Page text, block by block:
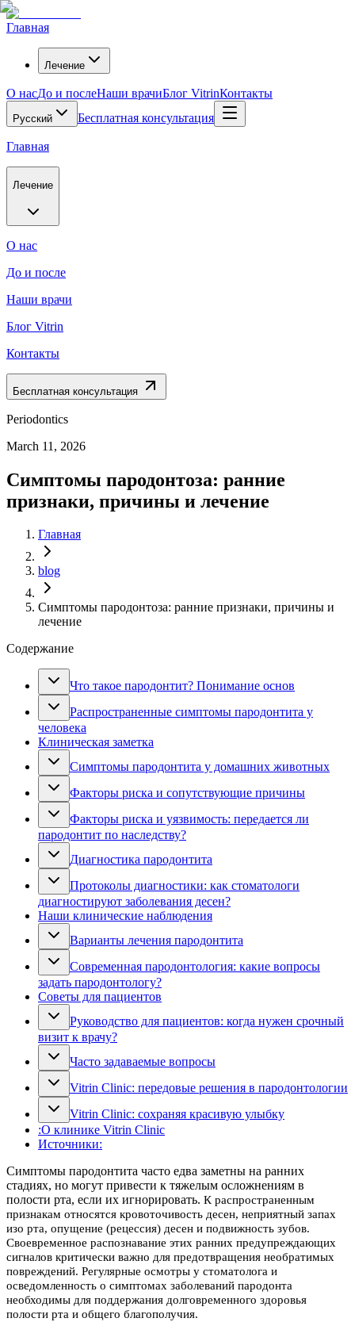
Главная
Лечение
О насДо и послеНаши врачиБлог VitrinКонтакты
Русский Бесплатная консультация
Главная
Лечение
О нас
До и после
Наши врачи
Блог Vitrin
Контакты
Бесплатная консультация
Periodontics
March 11, 2026
Симптомы пародонтоза: ранние
признаки, причины и лечение
Главная
blog
Симптомы пародонтоза: ранние признаки, причины и
лечение
Содержание
Что такое пародонтит? Понимание основ
Распространенные симптомы пародонтита у
человека
Клиническая заметка
Симптомы пародонтита у домашних животных
Факторы риска и сопутствующие причины
Факторы риска и уязвимость: передается ли
пародонтит по наследству?
Диагностика пародонтита
Протоколы диагностики: как стоматологи
диагностируют заболевания десен?
Наши клинические наблюдения
Варианты лечения пародонтита
Современная пародонтология: какие вопросы
задать пародонтологу?
Советы для пациентов
Руководство для пациентов: когда нужен срочный
визит к врачу?
Часто задаваемые вопросы
Vitrin Clinic: передовые решения в пародонтологии
Vitrin Clinic: сохраняя красивую улыбку
:О клинике Vitrin Clinic
Источники:
Симптомы пародонтита часто едва заметны на ранних
стадиях, но могут привести к тяжелым осложнениям в
полости рта, если их игнорировать. К распространенным
признакам относятся кровоточивость десен, неприятный запах
изо рта, опущение (рецессия) десен и подвижность зубов.
Своевременное распознавание этих ранних предупреждающих
сигналов критически важно для предотвращения необратимых
повреждений. Регулярные осмотры у стоматолога и
осведомленность о симптомах заболеваний пародонта
необходимы для поддержания долговременного здоровья
полости рта и общего благополучия.